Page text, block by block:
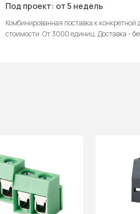
Под проект: от 5 недель
Комбинированная поставка к конкретной
стоимости. От 3000 единиц. Доставка -